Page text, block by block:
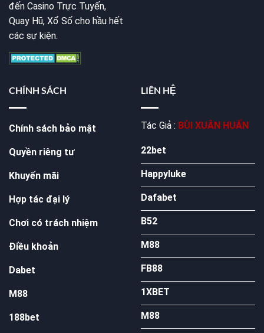
đến Casino Trực Tuyến,
Quay Hũ, Xổ Số cho hầu hết
các sự kiện.
CHÍNH SÁCH
Chính sách bảo mật
Quyền riêng tư
Khuyến mãi
Hợp tác đại lý
Chơi có trách nhiệm
Điều khoản
Dabet
M88
188bet
LIÊN HỆ
Tác Giả : BÙI XUÂN HUẤN
22bet
Happyluke
Dafabet
B52
M88
FB88
1XBET
M88